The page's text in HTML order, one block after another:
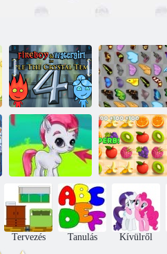
Tűz és Víz 4 Kyodai pillangó
Buborék gémes Lédús kötőjel
Tervezés Tanulás Kívülről